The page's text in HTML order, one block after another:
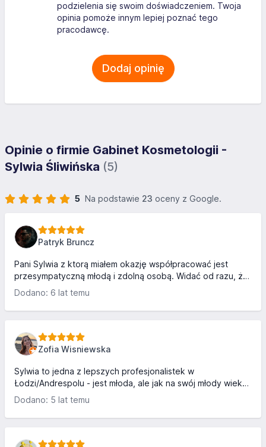
podzielenia się swoim doświadczeniem. Twoja
opinia pomoże innym lepiej poznać tego
pracodawcę.
Dodaj opinię
Opinie o firmie Gabinet Kosmetologii -
Sylwia Śliwińska (5)
5 Na podstawie 23 oceny z Google.
Patryk Bruncz
Pani Sylwia z ktorą miałem okazję współpracować jest
przesympatyczną młodą i zdolną osobą. Widać od razu, że
w swój gabinet i swoją pracę wkłada całe serce. Można
atmosferę. Serdecznie polecam 11/10 ! ;)
Dodano: 6 lat temu
Zofia Wisniewska
Sylwia to jedna z lepszych profesjonalistek w
Łodzi/Andrespolu - jest młoda, ale jak na swój młody wiek
dużo poświęca czasu na rozwijanie swoich umiejętności na
wykonane usługi ❤️ wszystko czego się dotknie zamienia
Dodano: 5 lat temu